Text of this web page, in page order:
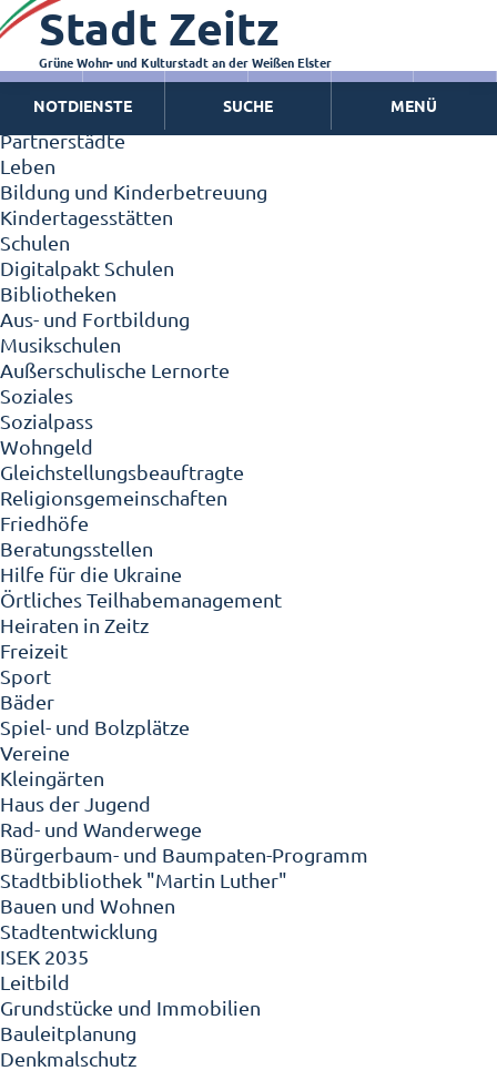
Zeitz - Die Kleinstadt
Willkommen in Zeitz!
Interview mit Oberbürgermeister Christian Thieme
Zeitz - Stadt der Zukunft
Ortschaften
Partnerstädte
Leben
Bildung und Kinderbetreuung
Kindertagesstätten
Schulen
Digitalpakt Schulen
Bibliotheken
Aus- und Fortbildung
Musikschulen
Außerschulische Lernorte
Soziales
Sozialpass
Wohngeld
Gleichstellungsbeauftragte
Religionsgemeinschaften
Friedhöfe
Beratungsstellen
Hilfe für die Ukraine
Örtliches Teilhabemanagement
Heiraten in Zeitz
Freizeit
Sport
Bäder
Spiel- und Bolzplätze
Vereine
Kleingärten
Haus der Jugend
Rad- und Wanderwege
Bürgerbaum- und Baumpaten-Programm
Stadtbibliothek "Martin Luther"
Bauen und Wohnen
Stadtentwicklung
ISEK 2035
Leitbild
Grundstücke und Immobilien
Bauleitplanung
Denkmalschutz
Stadt Zeitz
Grüne Wohn- und Kulturstadt an der Weißen Elster
NOTDIENSTE SUCHE MENÜ